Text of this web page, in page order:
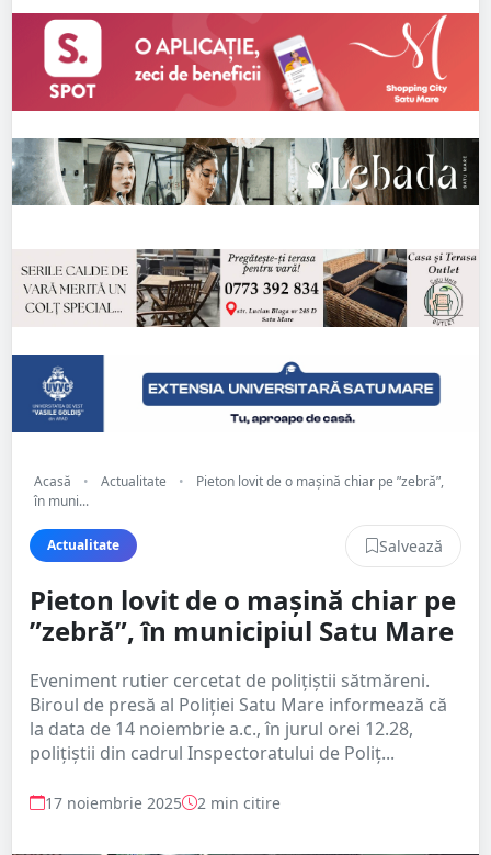
Acasă • Actualitate •
Pieton lovit de o mașină chiar pe ”zebră”,
în muni...
Actualitate Salvează
Pieton lovit de o mașină chiar pe
”zebră”, în municipiul Satu Mare
Eveniment rutier cercetat de polițiștii sătmăreni.
Biroul de presă al Poliției Satu Mare informează că
la data de 14 noiembrie a.c., în jurul orei 12.28,
polițiştii din cadrul Inspectoratului de Poliț...
17 noiembrie 2025 2 min citire